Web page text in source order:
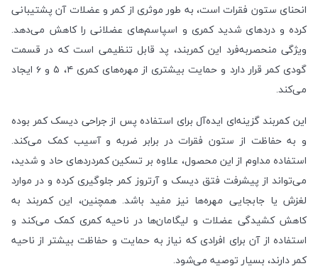
انحنای ستون فقرات است، به طور موثری از کمر و عضلات آن پشتیبانی
کرده و دردهای شدید کمری و اسپاسم‌های عضلانی را کاهش می‌دهد.
ویژگی منحصربه‌فرد این کمربند، پد قابل تنظیمی است که در قسمت
گودی کمر قرار دارد و حمایت بیشتری از مهره‌های کمری ۴، ۵ و ۶ ایجاد
می‌کند.
این کمربند گزینه‌ای ایده‌آل برای استفاده پس از جراحی دیسک کمر بوده
و به حفاظت از ستون فقرات در برابر ضربه و آسیب کمک می‌کند.
استفاده مداوم از این محصول، علاوه بر تسکین کمردردهای حاد و شدید،
می‌تواند از پیشرفت فتق دیسک و آرتروز کمر جلوگیری کرده و در موارد
لغزش یا جابجایی مهره‌ها نیز مفید باشد. همچنین، این کمربند به
کاهش کشیدگی عضلات و لیگامان‌ها در ناحیه کمری کمک می‌کند و
استفاده از آن برای افرادی که نیاز به حمایت و حفاظت بیشتر از ناحیه
کمر دارند، بسیار توصیه می‌شود.